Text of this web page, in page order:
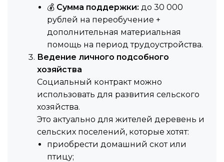
💰 Сумма поддержки: до 30 000
рублей на переобучение +
дополнительная материальная
помощь на период трудоустройства.
Ведение личного подсобного
хозяйства
Социальный контракт можно
использовать для развития сельского
хозяйства.
Это актуально для жителей деревень и
сельских поселений, которые хотят:
приобрести домашний скот или
птицу;